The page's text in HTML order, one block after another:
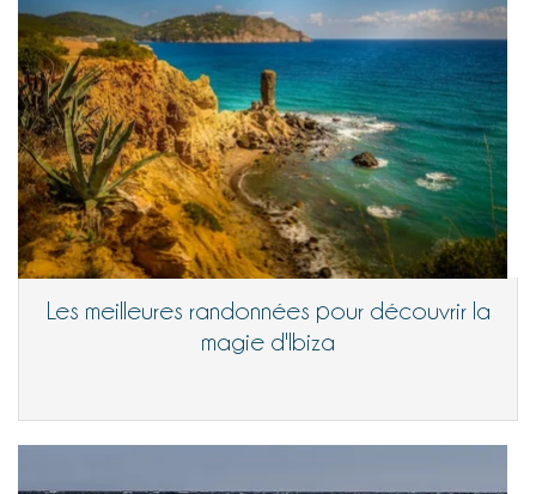
Les meilleures randonnées pour découvrir la
magie d'Ibiza